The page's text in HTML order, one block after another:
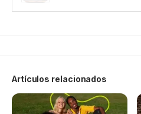
Artículos relacionados